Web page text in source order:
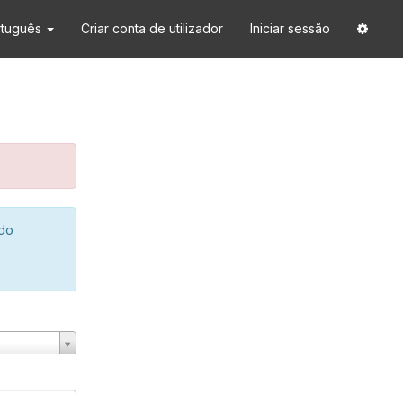
Criar conta de utilizador Iniciar sessão